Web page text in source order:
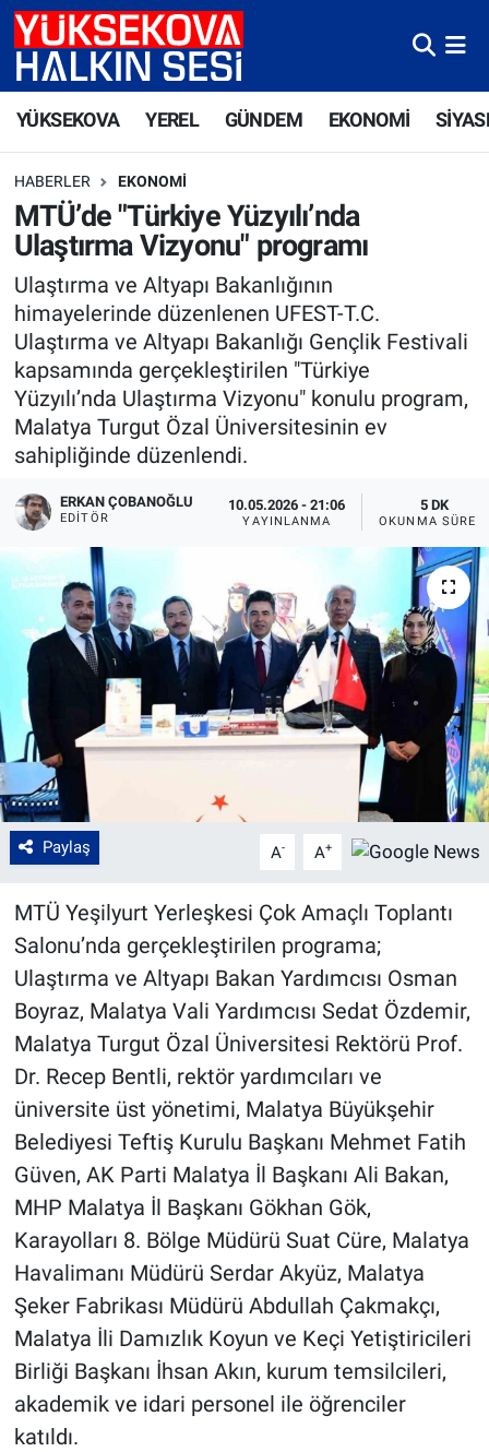
YÜKSEKOVA YEREL GÜNDEM EKONOMİ
HABERLER EKONOMI
MTÜ’de "Türkiye Yüzyılı’nda
Ulaştırma Vizyonu" programı
Ulaştırma ve Altyapı Bakanlığının
himayelerinde düzenlenen UFEST-T.C.
Ulaştırma ve Altyapı Bakanlığı Gençlik Festivali
kapsamında gerçekleştirilen "Türkiye
Yüzyılı’nda Ulaştırma Vizyonu" konulu program,
Malatya Turgut Özal Üniversitesinin ev
sahipliğinde düzenlendi.
ERKAN ÇOBANOĞLU
EDITÖR
10.05.2026 - 21:06
YAYINLANMA
5 DK
OKUNMA SÜRESI
Paylaş A- A+
MTÜ Yeşilyurt Yerleşkesi Çok Amaçlı Toplantı
Salonu’nda gerçekleştirilen programa;
Ulaştırma ve Altyapı Bakan Yardımcısı Osman
Boyraz, Malatya Vali Yardımcısı Sedat Özdemir,
Malatya Turgut Özal Üniversitesi Rektörü Prof.
Dr. Recep Bentli, rektör yardımcıları ve
üniversite üst yönetimi, Malatya Büyükşehir
Belediyesi Teftiş Kurulu Başkanı Mehmet Fatih
Güven, AK Parti Malatya İl Başkanı Ali Bakan,
MHP Malatya İl Başkanı Gökhan Gök,
Karayolları 8. Bölge Müdürü Suat Cüre, Malatya
Havalimanı Müdürü Serdar Akyüz, Malatya
Şeker Fabrikası Müdürü Abdullah Çakmakçı,
Malatya İli Damızlık Koyun ve Keçi Yetiştiricileri
Birliği Başkanı İhsan Akın, kurum temsilcileri,
akademik ve idari personel ile öğrenciler
katıldı.
Yüksekova Nöbetçi Eczaneler
Yüksekova Trafik Yoğunluk Haritası
Süper Lig Puan Durumu ve Fikstür
Tüm Manşetler
Son Dakika Haberleri
Haber Arşivi